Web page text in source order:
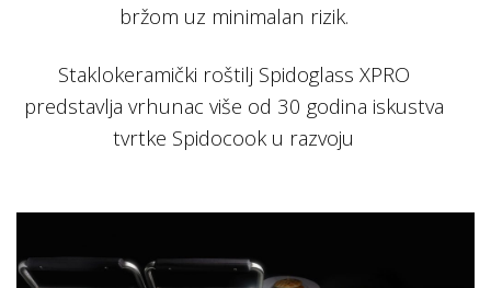
bržom uz minimalan rizik.
Staklokeramički roštilj Spidoglass XPRO
predstavlja vrhunac više od 30 godina iskustva
tvrtke Spidocook u razvoju